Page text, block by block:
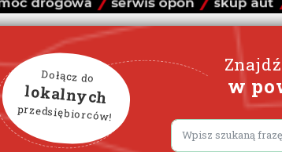
w
Dołącz do
lokalnych
przedsiębiorców!
Lorem ipsum